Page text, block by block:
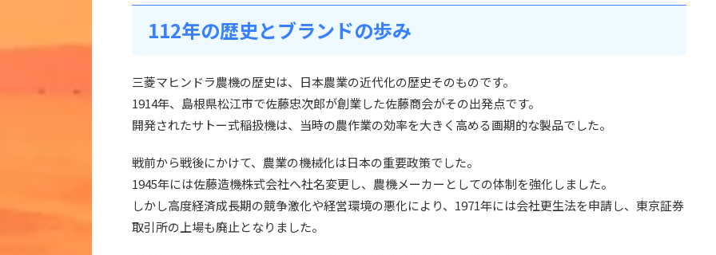
112年の歴史とブランドの歩み
三菱マヒンドラ農機の歴史は、日本農業の近代化の歴史そのものです。
1914年、島根県松江市で佐藤忠次郎が創業した佐藤商会がその出発点です。
開発されたサトー式稲扱機は、当時の農作業の効率を大きく高める画期的な製品でした。
戦前から戦後にかけて、農業の機械化は日本の重要政策でした。
1945年には佐藤造機株式会社へ社名変更し、農機メーカーとしての体制を強化しました。
しかし高度経済成長期の競争激化や経営環境の悪化により、1971年には会社更生法を申請し、東京証券
取引所の上場も廃止となりました。